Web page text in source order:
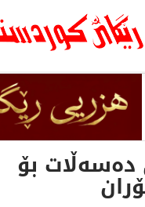
دەسەڵات بۆ